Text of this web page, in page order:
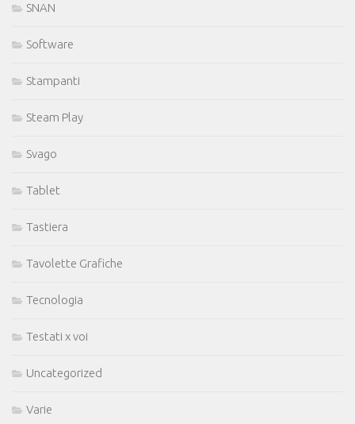
SNAN
Software
Stampanti
Steam Play
Svago
Tablet
Tastiera
Tavolette Grafiche
Tecnologia
Testati x voi
Uncategorized
Varie